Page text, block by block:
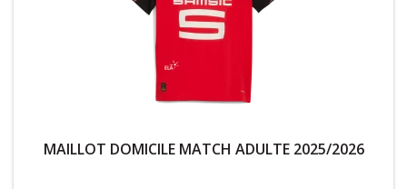
MAILLOT DOMICILE MATCH ADULTE 2025/2026